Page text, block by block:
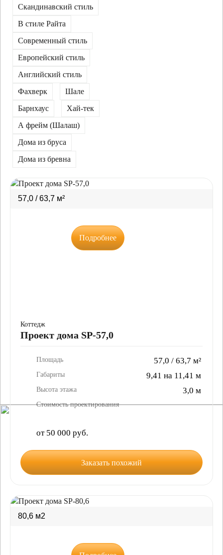
Скандинавский стиль
В стиле Райта
Современный стиль
Европейский стиль
Английский стиль
Фахверк
Шале
Барнхаус
Хай-тек
А фрейм (Шалаш)
Дома из бруса
Дома из бревна
Подробнее
57,0 / 63,7 м²
Коттедж
Проект дома SP-57,0
Площадь 57,0 / 63,7 м²
Габариты 9,41 на 11,41 м
Высота этажа 3,0 м
Стоимость проектирования
от 50 000 руб.
Заказать похожий
80,6 м2